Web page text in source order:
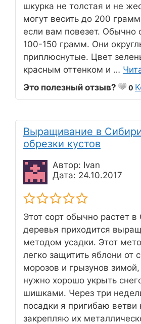
шкурка не толстая и не
могут весить до 200
если вам повезет. Обычно
100-150 грамм. Они
приплюснутые. Цвет
красным оттенком и …
Это полезный отзыв?
0
Выращивание в
обрезки кустов
Автор: Ivan
Дата: 24.10.2017
Этот сорт обычно растет
деревья приходится
методом усадки. Этот
легко защитить яблони от
морозов и грызунов
нужно хорошо укрыть
шишками. Через три
посадки я пригибаю ветви
закрепляю их